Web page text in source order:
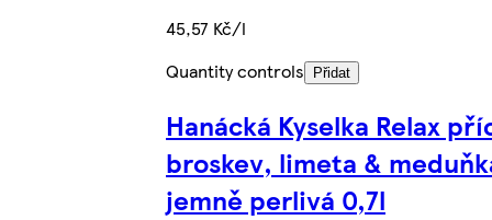
45,57 Kč/l
Quantity controls
Přidat
Hanácká Kyselka Relax
broskev, limeta &
jemně perlivá 0,7l